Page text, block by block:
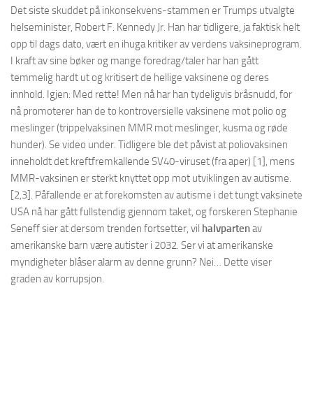
Det siste skuddet på inkonsekvens-stammen er Trumps utvalgte
helseminister, Robert F. Kennedy Jr. Han har tidligere, ja faktisk helt
opp til dags dato, vært en ihuga kritiker av verdens vaksineprogram.
I kraft av sine bøker og mange foredrag/taler har han gått
temmelig hardt ut og kritisert de hellige vaksinene og deres
innhold. Igjen: Med rette! Men nå har han tydeligvis bråsnudd, for
nå promoterer han de to kontroversielle vaksinene mot polio og
meslinger (trippelvaksinen MMR mot meslinger, kusma og røde
hunder). Se video under. Tidligere ble det påvist at poliovaksinen
inneholdt det kreftfremkallende SV40-viruset (fra aper) [1], mens
MMR-vaksinen er sterkt knyttet opp mot utviklingen av autisme.
[2,3]. Påfallende er at forekomsten av autisme i det tungt vaksinete
USA nå har gått fullstendig gjennom taket, og forskeren Stephanie
Seneff sier at dersom trenden fortsetter, vil halvpartenav
amerikanske barn være autister i 2032. Ser vi at amerikanske
myndigheter blåser alarm av denne grunn? Nei… Dette viser
graden av korrupsjon.